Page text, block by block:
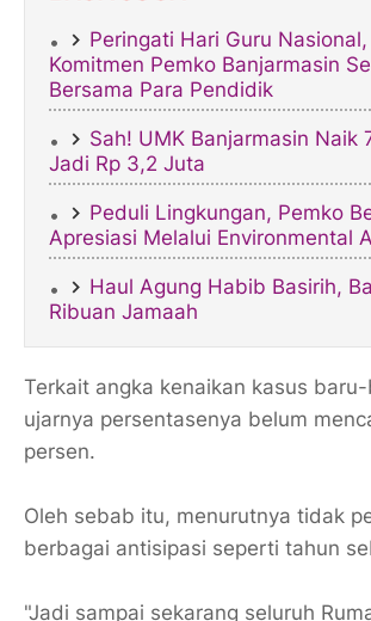
Peringati Hari Guru Nasional,
Komitmen Pemko Banjarmasin
Bersama Para Pendidik
Sah! UMK Banjarmasin Naik
Jadi Rp 3,2 Juta
Peduli Lingkungan, Pemko
Apresiasi Melalui Environmental
Haul Agung Habib Basirih,
Ribuan Jamaah
Terkait angka kenaikan kasus
ujarnya persentasenya belum
persen.
Oleh sebab itu, menurutnya tidak
berbagai antisipasi seperti tahun
"Jadi sampai sekarang seluruh